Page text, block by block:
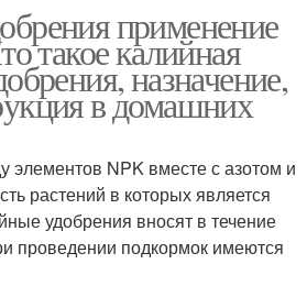
применение
такое калийная
назначение,
в домашних
элементов NPK вместе с азотом и
растений в которых является
удобрения вносят в течение
проведении подкормок имеются